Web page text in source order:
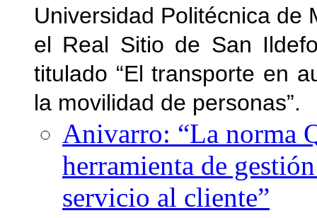
Universidad Politécnica de
el Real Sitio de San
titulado “El transporte en
la movilidad de personas”.
Anivarro: “La norma
herramienta de
servicio al cliente”